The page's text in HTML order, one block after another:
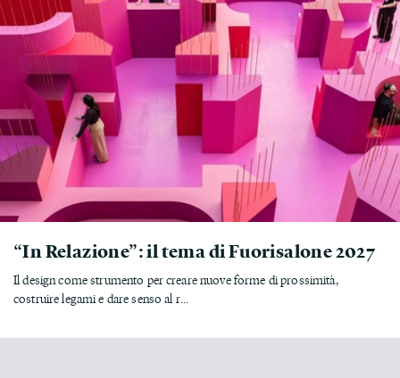
“In Relazione”: il tema di Fuorisalone 2027
Il design come strumento per creare nuove forme di prossimità,
costruire legami e dare senso al r...